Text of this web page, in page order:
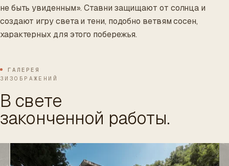
не быть увиденным». Ставни защищают от солнца и
создают игру света и тени, подобно ветвям сосен,
характерных для этого побережья.
ГАЛЕРЕЯ
3ИЗОБРАЖЕНИЙ
В свете
законченной работы.